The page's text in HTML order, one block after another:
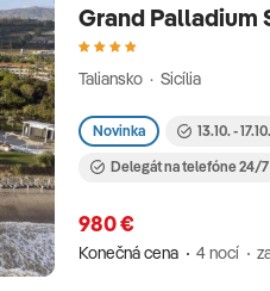
Grand Palladium
Taliansko · Sicília
Novinka 13.10. -
Delegát na telefóne 24/7
980 €
Konečná cena 4 nocí